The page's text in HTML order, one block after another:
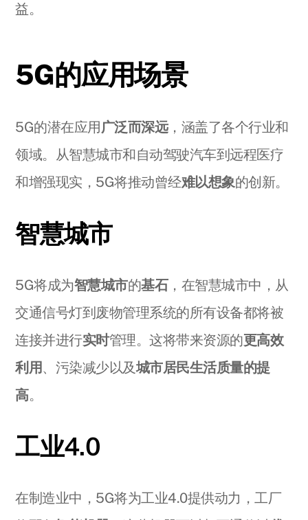
益。
5G的应用场景
5G的潜在应用广泛而深远，涵盖了各个行业和
领域。从智慧城市和自动驾驶汽车到远程医疗
和增强现实，5G将推动曾经难以想象的创新。
智慧城市
5G将成为智慧城市的基石，在智慧城市中，从
交通信号灯到废物管理系统的所有设备都将被
连接并进行实时管理。这将带来资源的更高效
利用、污染减少以及城市居民生活质量的提
高。
工业4.0
在制造业中，5G将为工业4.0提供动力，工厂